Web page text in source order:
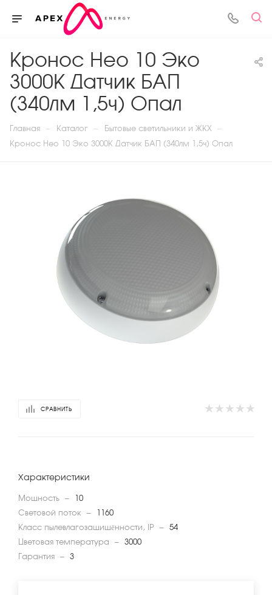
Кронос Нео 10 Эко
3000К Датчик БАП
(340лм 1,5ч) Опал
Главная — Каталог — Бытовые светильники и ЖКХ —
Кронос Нео 10 Эко 3000К Датчик БАП (340лм 1,5ч) Опал
СРАВНИТЬ
Характеристики
Мощность —
10
Световой поток
—
1160
Класс пылевлагозащищённости, IP — 54
Цветовая температура
— 3000
Гарантия — 3